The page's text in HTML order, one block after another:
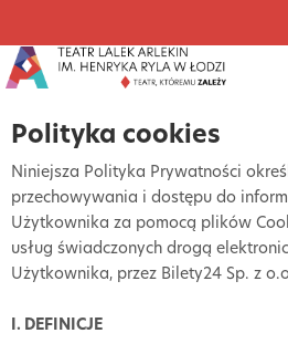
<'
0,00
PLN
14 53
Polityka cookies
Niniejsza Polityka Prywatności
przechowywania i dostępu do
Użytkownika za pomocą plików
usług świadczonych drogą
Użytkownika, przez Bilety24 Sp. z
I. DEFINICJE